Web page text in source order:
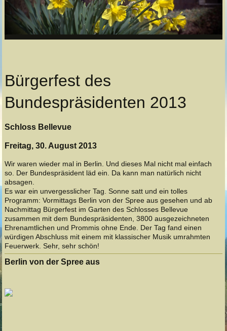
Bürgerfest des
Bundespräsidenten 2013
Schloss Bellevue
Freitag, 30. August 2013
Wir waren wieder mal in Berlin. Und dieses Mal nicht mal einfach
so. Der Bundespräsident läd ein. Da kann man natürlich nicht
absagen.
Es war ein unvergesslicher Tag. Sonne satt und ein tolles
Programm: Vormittags Berlin von der Spree aus gesehen und ab
Nachmittag Bürgerfest im Garten des Schlosses Bellevue
zusammen mit dem Bundespräsidenten, 3800 ausgezeichneten
Ehrenamtlichen und Prommis ohne Ende. Der Tag fand einen
würdigen Abschluss mit einem mit klassischer Musik umrahmten
Feuerwerk. Sehr, sehr schön!
Berlin von der Spree aus